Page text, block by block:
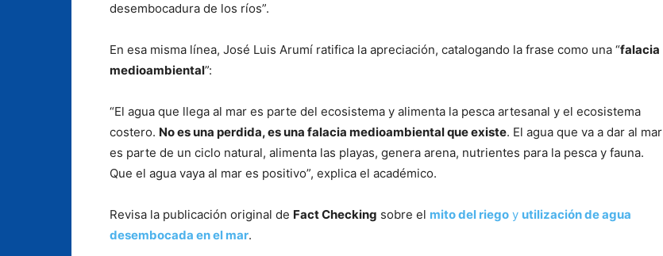
desembocadura de los ríos”.
En esa misma línea, José Luis Arumí ratifica la apreciación, catalogando la frase como una “falacia
medioambiental”:
“El agua que llega al mar es parte del ecosistema y alimenta la pesca artesanal y el ecosistema
costero. No es una perdida, es una falacia medioambiental que existe. El agua que va a dar al mar
es parte de un ciclo natural, alimenta las playas, genera arena, nutrientes para la pesca y fauna.
Que el agua vaya al mar es positivo”, explica el académico.
Revisa la publicación original de Fact Checking sobre el mito del riego y utilización de agua
desembocada en el mar.